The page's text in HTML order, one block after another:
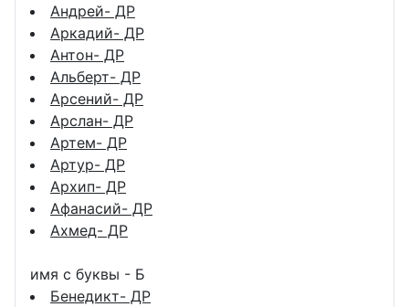
Андрей- ДР
Аркадий- ДР
Антон- ДР
Альберт- ДР
Арсений- ДР
Арслан- ДР
Артем- ДР
Артур- ДР
Архип- ДР
Афанасий- ДР
Ахмед- ДР
имя с буквы - Б
Бенедикт- ДР